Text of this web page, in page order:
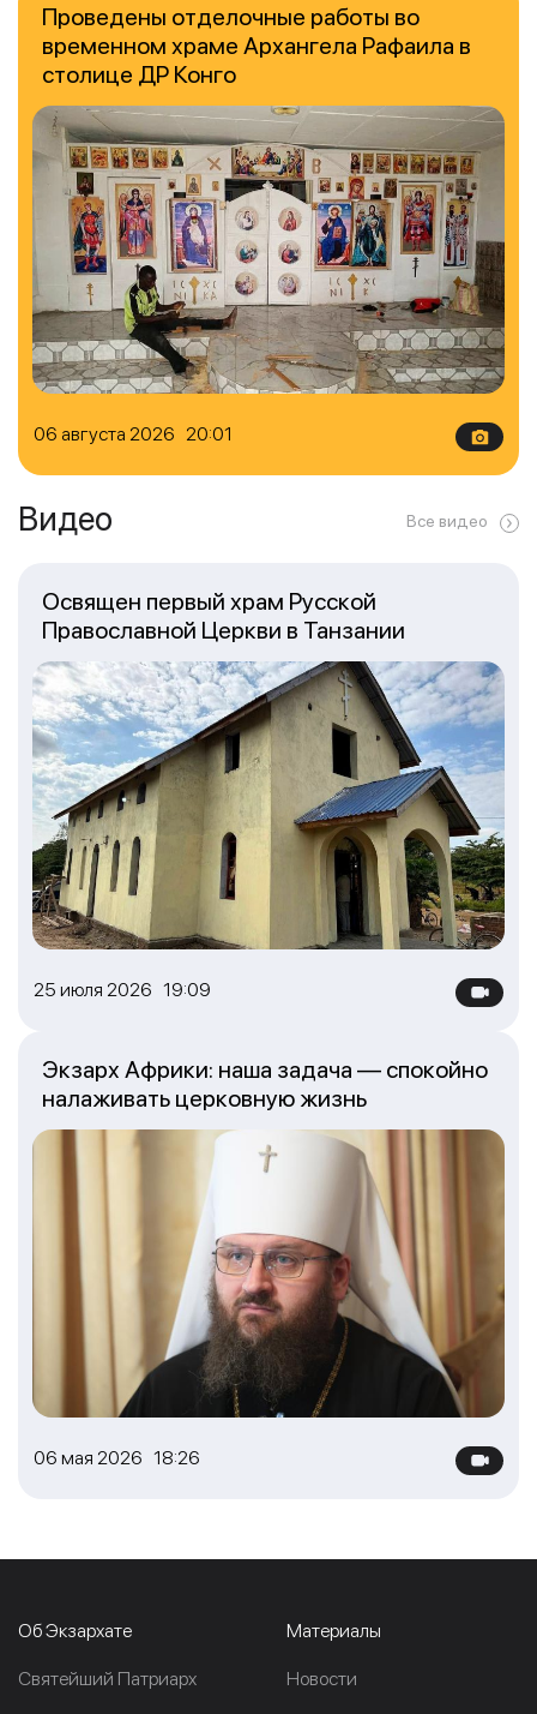
06 августа 2026 20:01
Проведены отделочные работы во
временном храме Архангела Рафаила в
столице ДР Конго
Видео Все видео
25 июля 2026 19:09
Освящен первый храм Русской
Православной Церкви в Танзании
06 мая 2026 18:26
Экзарх Африки: наша задача — спокойно
налаживать церковную жизнь
Об Экзархате
Cвятейший Патриарх
Материалы
Новости